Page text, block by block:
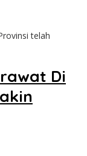
telah
Di